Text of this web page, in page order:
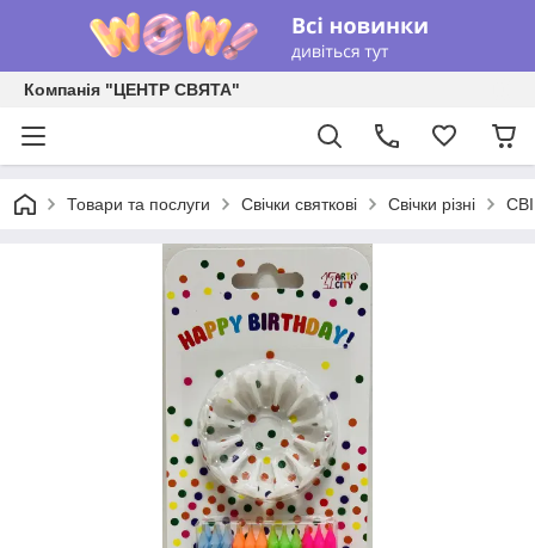
Компанія "ЦЕНТР СВЯТА"
Товари та послуги Свічки святкові Свічки різні